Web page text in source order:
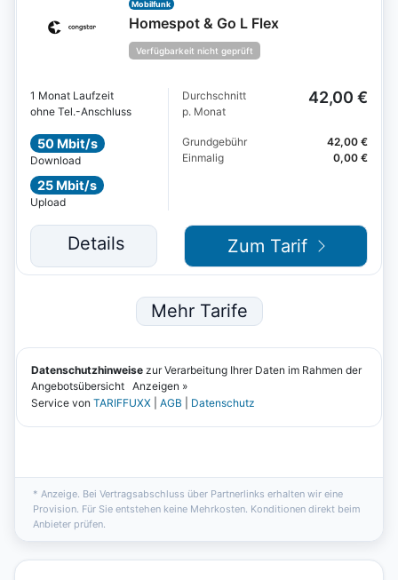
* Anzeige. Bei Vertragsabschluss über Partnerlinks erhalten wir eine
Provision. Für Sie entstehen keine Mehrkosten. Konditionen direkt beim
Anbieter prüfen.